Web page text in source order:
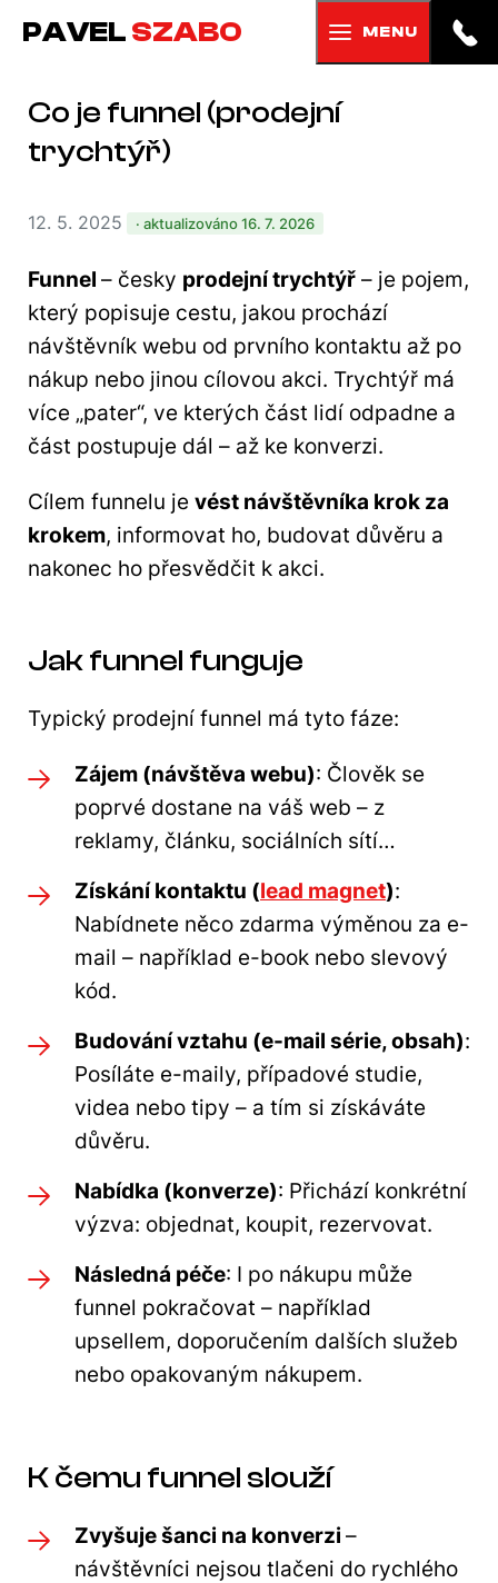
PAVEL SZABO MENU
Co je funnel (prodejní
trychtýř)
12. 5. 2025 · aktualizováno 16. 7. 2026
Funnel – česky prodejní trychtýř – je pojem,
který popisuje cestu, jakou prochází
návštěvník webu od prvního kontaktu až po
nákup nebo jinou cílovou akci. Trychtýř má
více „pater“, ve kterých část lidí odpadne a
část postupuje dál – až ke konverzi.
Cílem funnelu je vést návštěvníka krok za
krokem, informovat ho, budovat důvěru a
nakonec ho přesvědčit k akci.
Jak funnel funguje
Typický prodejní funnel má tyto fáze:
Zájem (návštěva webu): Člověk se
poprvé dostane na váš web – z
reklamy, článku, sociálních sítí…
Získání kontaktu (lead magnet):
Nabídnete něco zdarma výměnou za e-
mail – například e-book nebo slevový
kód.
Budování vztahu (e-mail série, obsah):
Posíláte e-maily, případové studie,
videa nebo tipy – a tím si získáváte
důvěru.
Nabídka (konverze): Přichází konkrétní
výzva: objednat, koupit, rezervovat.
Následná péče: I po nákupu může
funnel pokračovat – například
upsellem, doporučením dalších služeb
nebo opakovaným nákupem.
K čemu funnel slouží
Zvyšuje šanci na konverzi –
návštěvníci nejsou tlačeni do rychlého